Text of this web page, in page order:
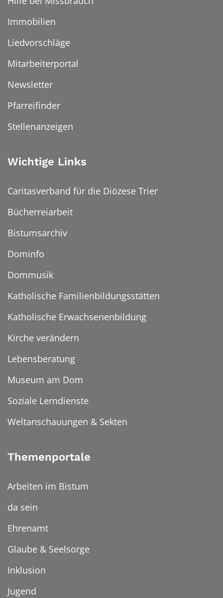
Immobilien
Liedvorschläge
Mitarbeiterportal
Newsletter
Pfarreifinder
Stellenanzeigen
Wichtige Links
Caritasverband für die Diözese Trier
Bücherreiarbeit
Bistumsarchiv
Dominfo
Dommusik
Katholische Familienbildungsstätten
Katholische Erwachsenenbildung
Kirche verändern
Lebensberatung
Museum am Dom
Soziale Lerndienste
Weltanschauungen & Sekten
Themenportale
Arbeiten im Bistum
da sein
Ehrenamt
Glaube & Seelsorge
Inklusion
Jugend